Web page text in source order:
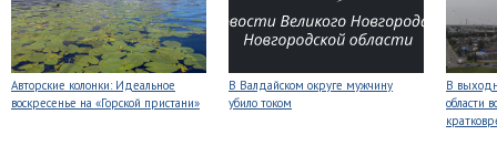
Авторские колонки: Идеальное
воскресенье на «Горской пристани»
В Валдайском округе мужчину
убило током
В
области